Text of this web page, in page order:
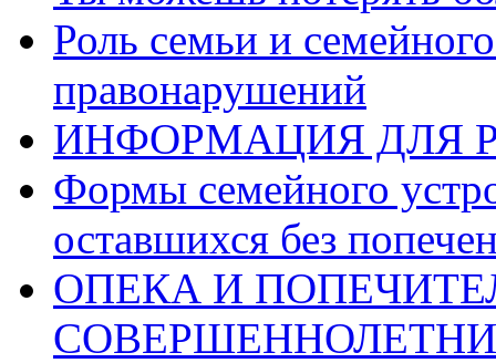
Роль семьи и
правонарушений
ИНФОРМАЦИЯ ДЛЯ
Формы семейного
оставшихся без
ОПЕКА И